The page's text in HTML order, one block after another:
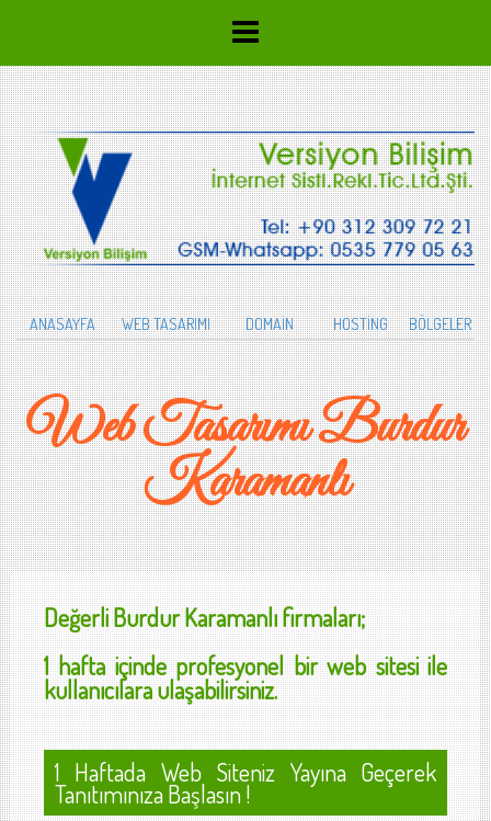
ANASAYFA WEB TASARIMI DOMAİN HOSTİNG BÖLGELER
Web Tasarımı Burdur
Karamanlı
DeğerliBurdur Karamanlıfirmaları;
1 hafta içinde profesyonel bir web sitesi ile
kullanıcılara ulaşabilirsiniz.
1 Haftada Web Siteniz Yayına Geçerek
Tanıtımınıza Başlasın !